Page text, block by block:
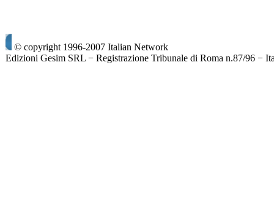
© copyright 1996-2007 Italian Network
Edizioni Gesim SRL − Registrazione Tribunale di Roma n.87/96 −